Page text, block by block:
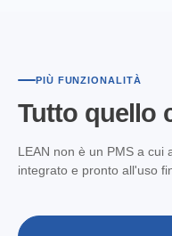
PIÙ FUNZIONALITÀ
Tutto quello
LEAN non è un PMS a cui
integrato e pronto all'uso